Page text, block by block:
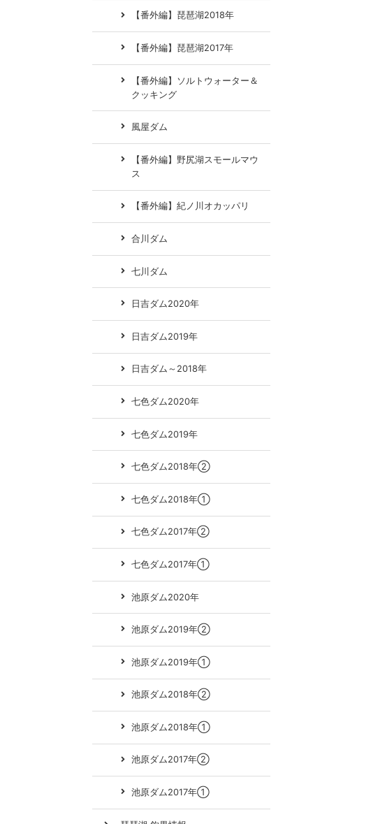
【番外編】琵琶湖2018年
【番外編】琵琶湖2017年
【番外編】ソルトウォーター＆
クッキング
風屋ダム
【番外編】野尻湖スモールマウ
ス
【番外編】紀ノ川オカッパリ
合川ダム
七川ダム
日吉ダム2020年
日吉ダム2019年
日吉ダム～2018年
七色ダム2020年
七色ダム2019年
七色ダム2018年②
七色ダム2018年①
七色ダム2017年②
七色ダム2017年①
池原ダム2020年
池原ダム2019年②
池原ダム2019年①
池原ダム2018年②
池原ダム2018年①
池原ダム2017年②
池原ダム2017年①